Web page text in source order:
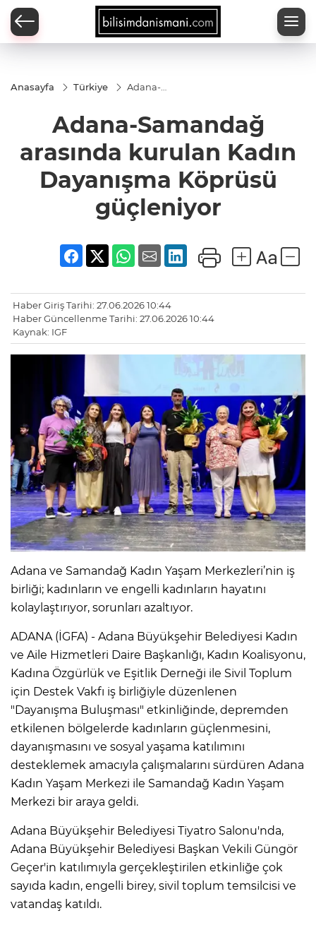
Anasayfa Türkiye
Adana-
kurulan
Kadın
Dayanışma
Köprüsü
Adana-Samandağ
arasında kurulan Kadın
Dayanışma Köprüsü
güçleniyor
Haber Giriş Tarihi: 27.06.2026 10:44
Haber Güncellenme Tarihi: 27.06.2026 10:44
Kaynak: IGF
Adana ve Samandağ Kadın Yaşam Merkezleri’nin iş
birliği; kadınların ve engelli kadınların hayatını
kolaylaştırıyor, sorunları azaltıyor.
ADANA (İGFA) - Adana Büyükşehir Belediyesi Kadın
ve Aile Hizmetleri Daire Başkanlığı, Kadın Koalisyonu,
Kadına Özgürlük ve Eşitlik Derneği ile Sivil Toplum
için Destek Vakfı iş birliğiyle düzenlenen
"Dayanışma Buluşması" etkinliğinde, depremden
etkilenen bölgelerde kadınların güçlenmesini,
dayanışmasını ve sosyal yaşama katılımını
desteklemek amacıyla çalışmalarını sürdüren Adana
Kadın Yaşam Merkezi ile Samandağ Kadın Yaşam
Merkezi bir araya geldi.
Adana Büyükşehir Belediyesi Tiyatro Salonu'nda,
Adana Büyükşehir Belediyesi Başkan Vekili Güngör
Geçer'in katılımıyla gerçekleştirilen etkinliğe çok
sayıda kadın, engelli birey, sivil toplum temsilcisi ve
vatandaş katıldı.